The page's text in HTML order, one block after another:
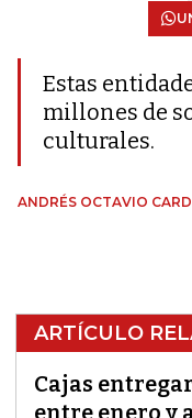
Estas
millones de
culturales.
ANDRÉS OCTAVIO
ARTÍCULO
Cajas